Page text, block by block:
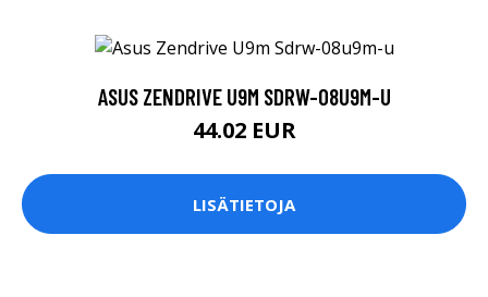
ASUS ZENDRIVE U9M SDRW-08U9M-U
44.02 EUR
LISÄTIETOJA